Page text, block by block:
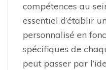
compétences au
essentiel d’établir
personnalisé en
spécifiques de
peut passer par